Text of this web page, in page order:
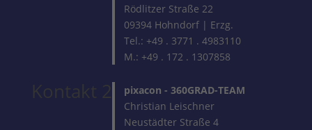
Rödlitzer Straße 22
09394 Hohndorf | Erzg.
Tel.: +49 . 3771 . 4983110
M.: +49 . 172 . 1307858
Kontakt 2 pixacon - 360GRAD-TEAM
Christian Leischner
Neustädter Straße 4